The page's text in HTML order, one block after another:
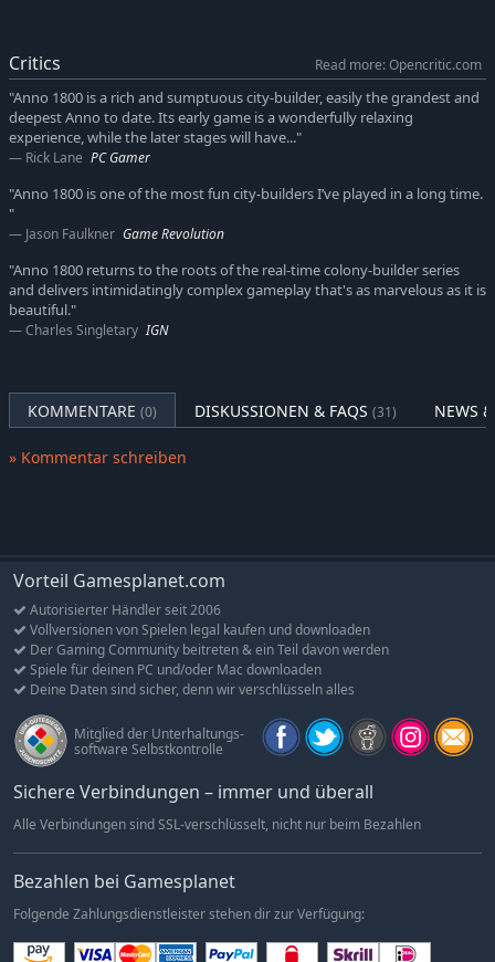
Anno 1800™: Führe die Industrielle Revolution an!
Willkommen zum Beginn des industriellen Zeitalters. Wähle
deinen Weg und ändere damit deine Welt. Bist du ein Visionär
entscheidest, wie du in die Geschichte eingehst.
In Anno 1800™ treten Spieler ihr Erbe an und müssen sich mit
neuen Technologien und arglistigen Politikern des 19.
Jahrhunderts auseinandersetzen. Spieler begeben sich auf ein
Abenteuer, um ein Reich zu errichten, das sich von den
raucherfüllten Städten Europas bis hin zu den
Anno 1800™ begibt sich in ein neues Zeitalter innerhalb der
Anno-Reihe, indem es beliebte Funktionen mit innovativem
spannendsten Epochen der Menschheitsgeschichte auf eigene
Industrialisierung, Diplomatie und Entdeckungen. Diese Ära ist
reich an technologischen Innovationen, Verschwörungen und
wechselnden Bündnissen und bildet damit den perfekten
Rahmen für ein klassisches Anno. Anno 1800™ gibt Spielern die
Möglichkeit, sich als Herrscher zu beweisen, indem sie
gigantische Metropolen bauen, effiziente logistische Netzwerke
planen, einen neu entdeckten exotischen Kontinent besiedeln,
Expeditionen um die ganze Welt schicken und mit Diplomatie,
Handel oder Krieg um die Vorherrschaft wetteifern.
EIN Klassisches Anno-Erlebnis
Anno 1800™ kombiniert beliebte Funktionen aus der 20-
jährigen Geschichte von Anno. Das Spiel bietet ein reichhaltiges
Städtebau-Erlebnis mit einer geschichtsbasierten Kampagne,
einem vielseitig anpassbaren Sandbox-Modus und einem
klassischen Multiplayer-Erlebnis. In Anno 1800™ kehren
außerdem beliebte Funktionen, wie individuelle KI-Gegner,
Critics
Read more: Opencritic.com
"Anno 1800 is a rich and sumptuous city-builder, easily the grandest and
deepest Anno to date. Its early game is a wonderfully relaxing
experience, while the later stages will have..."
Rick Lane PC Gamer
"Anno 1800 is one of the most fun city-builders I’ve played in a long time.
"
Jason Faulkner Game Revolution
"Anno 1800 returns to the roots of the real-time colony-builder series
and delivers intimidatingly complex gameplay that's as marvelous as it is
beautiful."
Charles Singletary IGN
KOMMENTARE (0) DISKUSSIONEN & FAQS (31) NEWS
» Kommentar schreiben
Vorteil Gamesplanet.com
Autorisierter Händler seit 2006
Vollversionen von Spielen legal kaufen und downloaden
Der Gaming Community beitreten & ein Teil davon werden
Spiele für deinen PC und/oder Mac downloaden
Deine Daten sind sicher, denn wir verschlüsseln alles
Mitglied der Unterhaltungs-
software Selbstkontrolle
Sichere Verbindungen – immer und überall
Alle Verbindungen sind SSL-verschlüsselt, nicht nur beim Bezahlen
Bezahlen bei Gamesplanet
Folgende Zahlungsdienstleister stehen dir zur Verfügung: